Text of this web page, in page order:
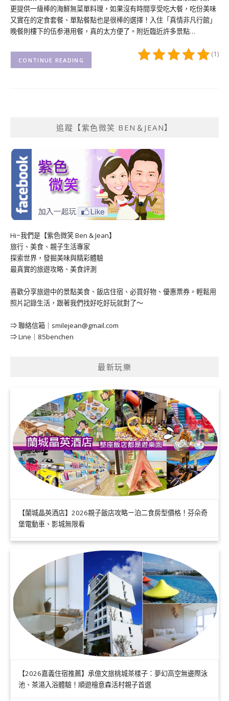
更提供一級棒的海鮮無菜單料理，如果沒有時間享受吃大餐，吃份美味
又實在的定食套餐、單點餐點也是很棒的選擇！入住「真情非凡行館」
晚餐則樓下的伍参港用餐，真的太方便了。附近臨近許多景點…
(1)
CONTINUE READING
追蹤【紫色微笑 BEN＆JEAN】
Hi~我們是【紫色微笑 Ben & Jean】
旅行、美食、親子生活專家
探索世界，發掘美味與精彩體驗
最真實的旅遊攻略、美食評測
喜歡分享旅遊中的景點美食、飯店住宿、必買好物、優惠票券。輕鬆用
照片記錄生活，跟著我們找好吃好玩就對了～
⇒ 聯絡信箱｜ smilejean@gmail.com
⇒ Line｜85benchen
最新玩樂
【蘭城晶英酒店】2026親子飯店攻略ㄧ泊二食房型價格！芬朵奇
堡電動車、影城無限看
【2026嘉義住宿推薦】承億文旅桃城茶樣子：夢幻高空無邊際泳
池、茶湯入浴體驗！順遊檜意森活村親子首選